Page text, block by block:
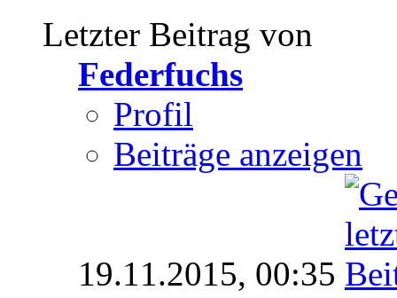
Letzter Beitrag von
Federfuchs
Profil
Beiträge anzeigen
19.11.2015, 00:35